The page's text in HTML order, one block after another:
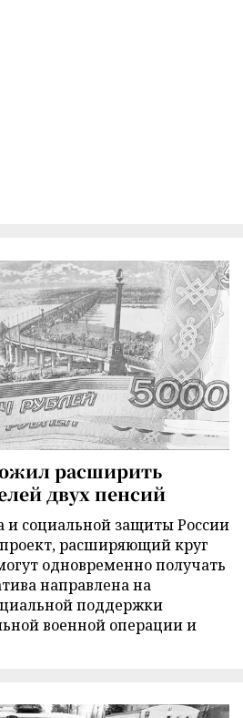
расширить
двух пенсий
и социальной защиты России
расширяющий круг
одновременно получать
направлена на
поддержки
военной операции и